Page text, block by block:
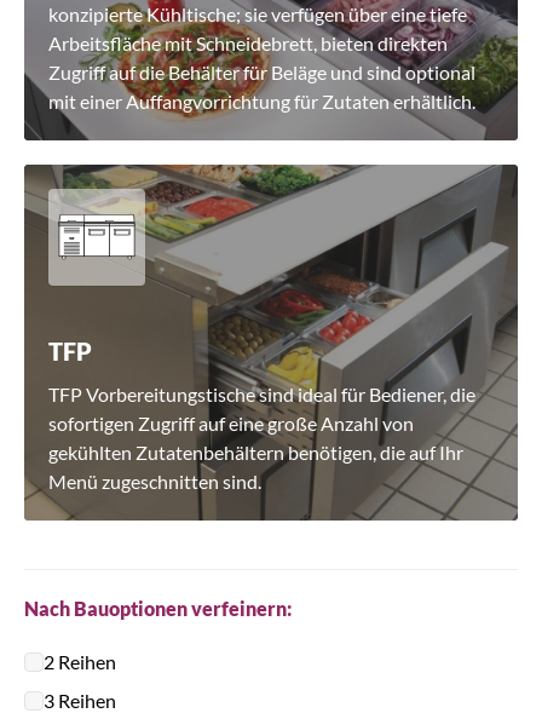
konzipierte Kühltische; sie verfügen über eine tiefe
Arbeitsfläche mit Schneidebrett, bieten direkten
Zugriff auf die Behälter für Beläge und sind optional
mit einer Auffangvorrichtung für Zutaten erhältlich.
TFP
TFP Vorbereitungstische sind ideal für Bediener, die
sofortigen Zugriff auf eine große Anzahl von
gekühlten Zutatenbehältern benötigen, die auf Ihr
Menü zugeschnitten sind.
Nach Bauoptionen verfeinern:
2 Reihen
3 Reihen